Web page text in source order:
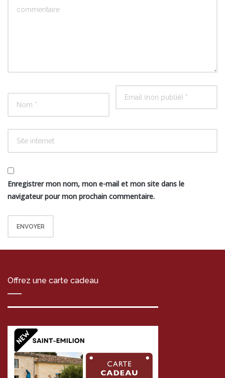
Enregistrer mon nom, mon e-mail et mon site dans le
navigateur pour mon prochain commentaire.
Offrez une carte cadeau